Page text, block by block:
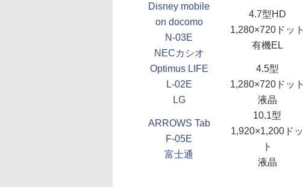
Disney mobile
on docomo
N-03E
NECカシオ
4.7型HD
1,280×720ドット
有機EL
Optimus LIFE
L-02E
LG
4.5型
1,280×720ドット
液晶
ARROWS Tab
F-05E
富士通
10.1型
1,920×1,200ドッ
ト
液晶